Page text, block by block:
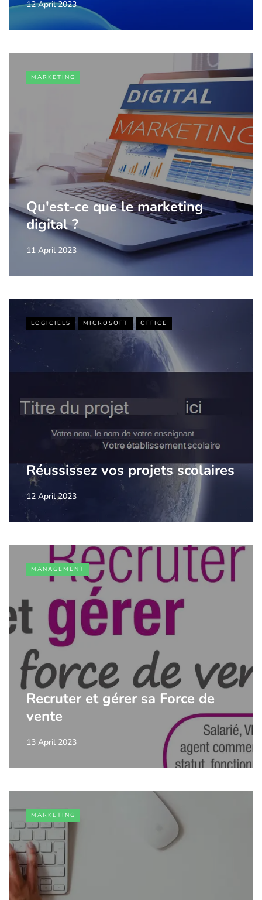
12 April 2023
MARKETING
Qu'est-ce que le marketing
digital ?
11 April 2023
LOGICIELS MICROSOFT OFFICE
Réussissez vos projets scolaires
12 April 2023
MANAGEMENT
Recruter et gérer sa Force de
vente
13 April 2023
MARKETING